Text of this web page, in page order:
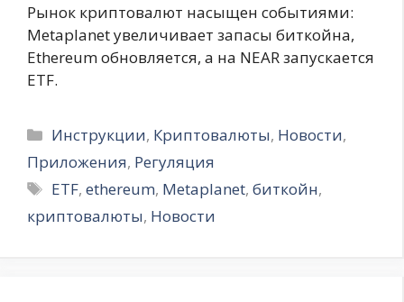
Рынок криптовалют насыщен событиями:
Metaplanet увеличивает запасы биткойна,
Ethereum обновляется, а на NEAR запускается
ETF.
Рубрики
Инструкции, Криптовалюты, Новости,
Приложения, Регуляция
Метки
ETF,ethereum, Metaplanet,биткойн,
криптовалюты, Новости